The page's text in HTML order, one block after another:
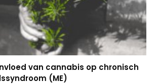
van cannabis op chronisch
(ME)